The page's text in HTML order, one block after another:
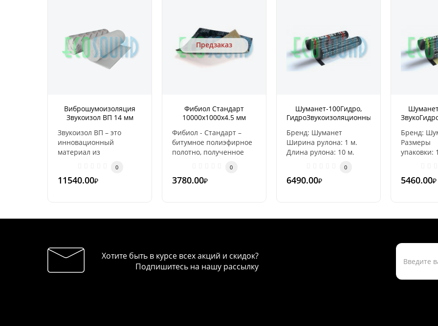
Виброшумоизоляция
Звукоизол ВП 14 мм
Звукоизол ВП – это
инновационный
материал из
вакуумных пузырьков в
0
11540.00₽
Предзаказ
Фибиол Стандарт
10000х1000х4.5 мм
Фибиол - Стандарт –
битумное полиэфирное
полотно, полученное
0
3780.00₽
Шуманет-100Гидро,
ГидроЗвукоизоляционный,
5мм
Бренд: Шуманет
Ширина рулона: 1 м.
Длина рулона: 10 м.
0
6490.00₽
Бренд:
Размеры
упаковки:
5460.00₽
Хотите быть в курсе всех акций и скидок?
Подпишитесь на нашу рассылку